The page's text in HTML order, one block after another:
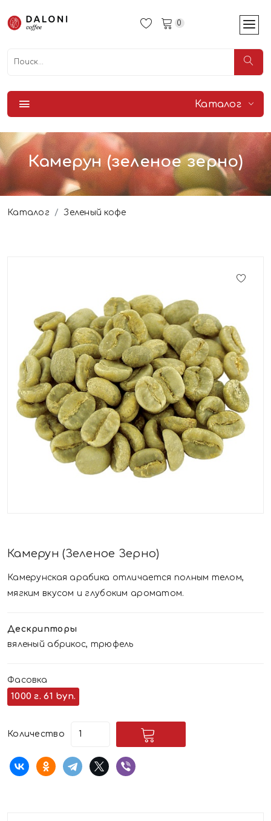
0
Каталог
Камерун (зеленое зерно)
Каталог Зеленый кофе
Камерун (зеленое Зерно)
Камерунская арабика отличается полным телом,
мягким вкусом и глубоким ароматом.
Дескрипторы
вяленый абрикос, трюфель
Фасовка
1000 г.61 byn.
Количество